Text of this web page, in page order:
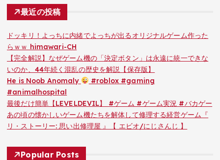
最近の投稿
ドッキリ！よっちに内緒でよっちが出るオリジナルゲーム作った
らｗｗ himawari-CH
【完全解説】なぜゲーム機の「決定ボタン」は永遠に統一できな
いのか、44年続く混乱の歴史を解説【保存版】
He is Noob Anomaly
#roblox #gaming
#animalhospital
最後だけ簡単【LEVELDEVIL】 #ゲーム #ゲーム実況 #バカゲー
あの頃の懐かしいゲーム機たちを解体して修理する経営ゲーム『
リ・ストーリー: 思い出修理屋 』【 エビオ/にじさんじ 】
Popular Posts